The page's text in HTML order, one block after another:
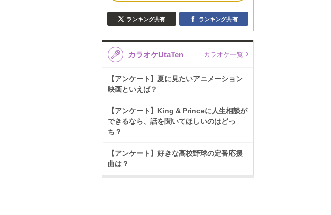
ランキング共有 ランキング共有
カラオケUtaTen カラオケ一覧
【アンケート】夏に見たいアニメーション
映画といえば？
【アンケート】King & Princeに人生相談が
できるなら、話を聞いてほしいのはどっ
ち？
【アンケート】好きな高校野球の定番応援
曲は？